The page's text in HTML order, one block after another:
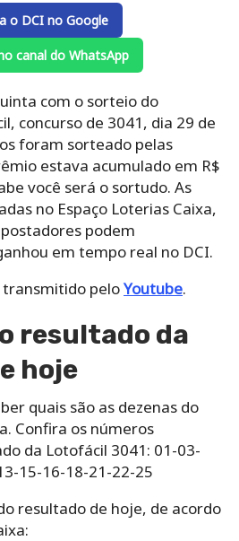
o DCI no Google
canal do WhatsApp
com o sorteio do
concurso de 3041, dia 29 de
foram sorteado pelas
estava acumulado em R$
você será o sortudo. As
no Espaço Loterias Caixa,
podem
em tempo real no DCI.
peloYoutube.
resultado da
hoje
quais são as dezenas do
Confira os números
da Lotofácil 3041: 01-03-
15-16-18-21-22-25
resultado de hoje, de acordo